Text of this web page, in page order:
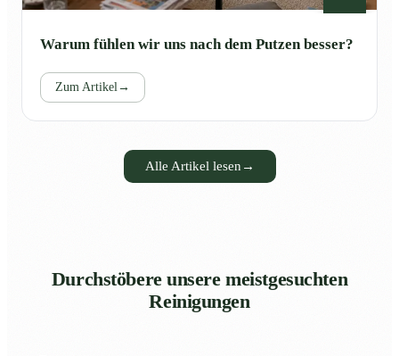
Warum fühlen wir uns nach dem Putzen besser?
Zum Artikel→
Alle Artikel lesen →
Durchstöbere unsere meistgesuchten
Reinigungen